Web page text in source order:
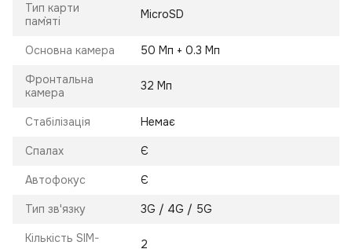
Тип карти
пам`яті
MicroSD
Основна камера 50 Мп + 0.3 Мп
Фронтальна
камера
32 Мп
Стабілізація Немає
Спалах Є
Автофокус Є
Тип зв'язку 3G / 4G / 5G
Кількість SIM-
2